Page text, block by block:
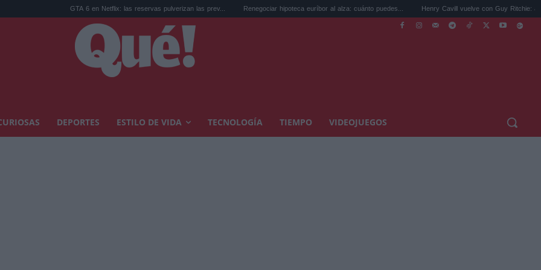
GTA 6 en Netflix: las reservas pulverizan las prev... Renegociar hipoteca euríbor al alza: cuánto puedes... Henry Cavill vuelve con Guy Ritchie: así llega 'En...
DEPORTES ESTILO DE VIDA TECNOLOGÍA TIEMPO VIDEOJUEGOS